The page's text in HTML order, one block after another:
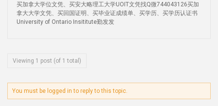
买加拿大学位文凭、买安大略理工大学UOIT文凭找Q微744043126买加
拿大大学文凭、买回国证明、买毕业证成绩单、买学历、买学历认证书
University of Ontario Insititute勤发发
Viewing 1 post (of 1 total)
You must be logged in to reply to this topic.